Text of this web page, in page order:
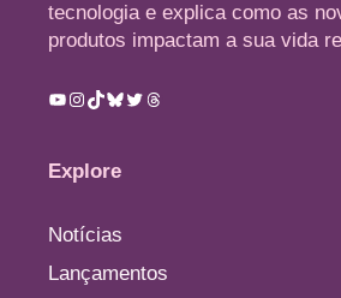
tecnologia e explica como as
produtos impactam a sua vida
Youtube
Instagram
TikTok
Bluesky
TwitterThreads
Explore
Notícias
Lançamentos